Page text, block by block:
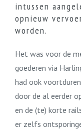
intussen
opnieuw
worden.
Het was voor de
goederen via
had ook
door de al eerder
en de (te) korte
er zelfs